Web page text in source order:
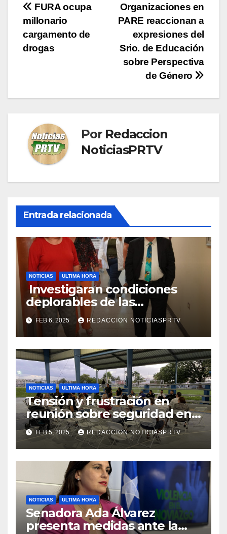
Navegación
de
entradas
Organizaciones en
PARE reaccionan a
expresiones del
Srio. de Educación
sobre Perspectiva
de Género
FURA ocupa
millonario
cargamento de
drogas
Por Redaccion
NoticiasPRTV
Entrada relacionada
NOTICIAS ULTIMA HORA
Investigaran condiciones
deplorables de las
facilidades el Departamento
de la Salud en Mayagüez
FEB 6, 2025 REDACCION NOTICIASPRTV
NOTICIAS ULTIMA HORA
Tensión y frustración en
reunión sobre seguridad en
Reparto Metropolitano
FEB 5, 2025 REDACCION NOTICIASPRTV
NOTICIAS ULTIMA HORA
Senadora Ada Álvarez
presenta medidas ante la